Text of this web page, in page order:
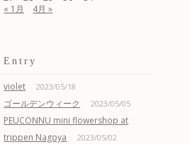
« 1月 4月 »
Entry
violet 2023/05/18
ゴールデンウィーク 2023/05/05
PEUCONNU mini flowershop at
trippen Nagoya
2023/05/02